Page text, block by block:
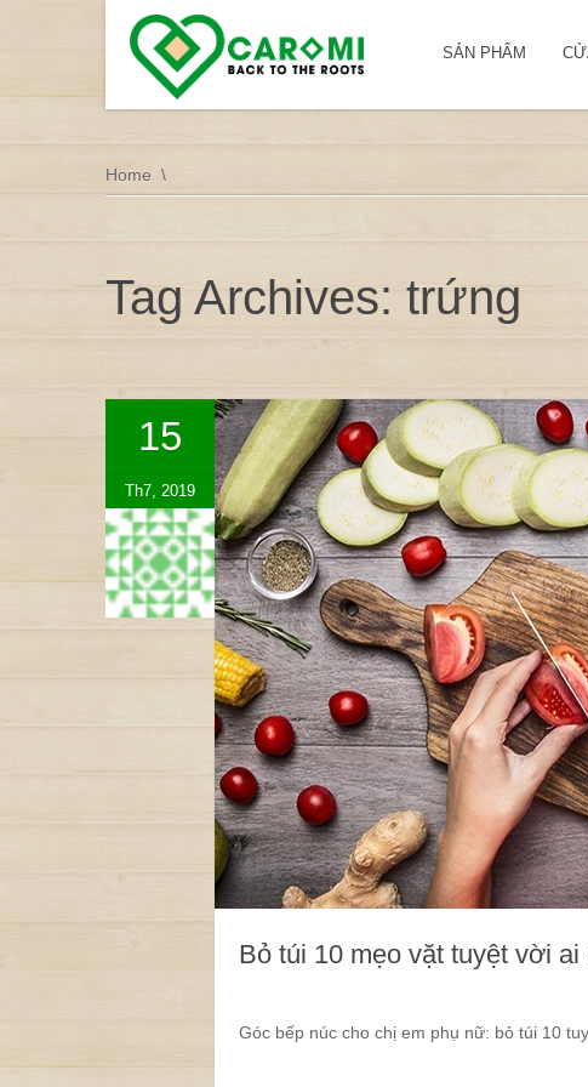
SẢN PHẨM
Home
Tag Archives: trứng
15
Th7, 2019
Bỏ túi 10 mẹo vặt tuyệt vời ai
Góc bếp núc cho chị em phụ nữ: bỏ túi 10